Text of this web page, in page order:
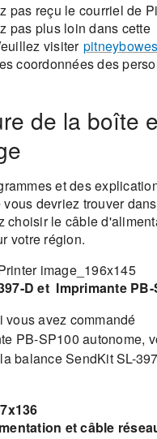
pas reçu le courriel de
pas plus loin dans cette
visiter
coordonnées des
de la boîte
et des
devriez trouver
choisir le câble
votre région.
D et Imprimante PB-
vous avez commandé
PB-SP100 autonome,
balance SendKit SL-
et câble